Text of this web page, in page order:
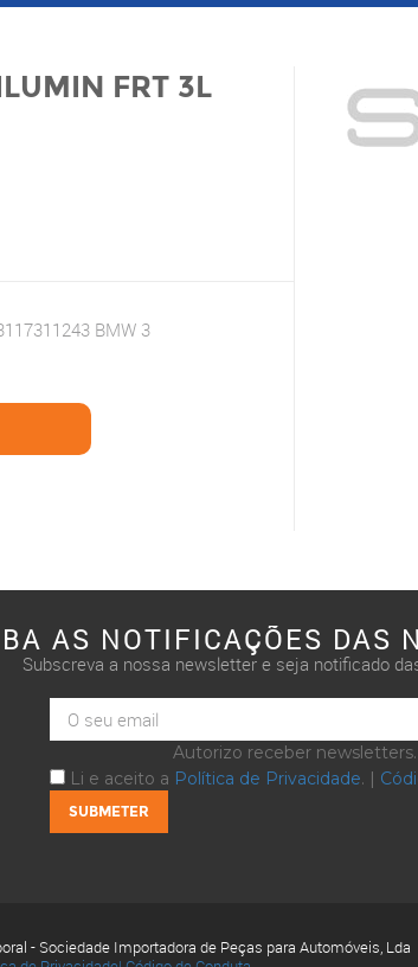
FRT 3L
BMW 3
AS NOTIFICAÇÕES DAS
Subscreva a nossa newsletter e seja notificado
Autorizo receber newsletters.
Li e aceito a Política de Privacidade. |
- Sociedade Importadora de Peças para Automóveis, Lda